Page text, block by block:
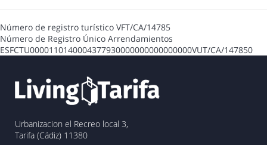
Número de registro turístico VFT/CA/14785
Número de Registro Único Arrendamientos
ESFCTU0000110140004377930000000000000000VUT/CA/147850
Urbanizacion el Recreo local 3,
Tarifa (Cádiz) 11380